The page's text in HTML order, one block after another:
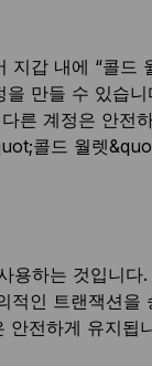
갑 내에 “콜드
만들 수 있습
른 계정은 안전
콜드 월렛
용하는 것입니다
인 트랜잭션을
안전하게 유지됩